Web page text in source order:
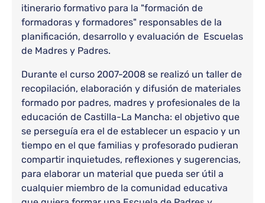
itinerario formativo para la "formación de
formadoras y formadores" responsables de la
planificación, desarrollo y evaluación de Escuelas
de Madres y Padres.
Durante el curso 2007-2008 se realizó un taller de
recopilación, elaboración y difusión de materiales
formado por padres, madres y profesionales de la
educación de Castilla-La Mancha: el objetivo que
se perseguía era el de establecer un espacio y un
tiempo en el que familias y profesorado pudieran
compartir inquietudes, reflexiones y sugerencias,
para elaborar un material que pueda ser útil a
cualquier miembro de la comunidad educativa